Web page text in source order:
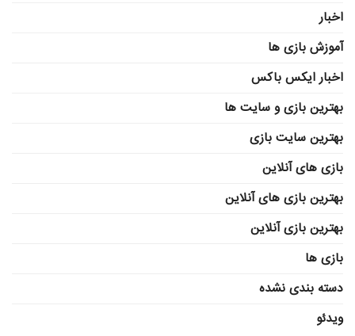
اخبار
آموزش بازی ها
اخبار ایکس باکس
بهترین بازی و سایت ها
بهترین سایت بازی
بازی های آنلاین
بهترین بازی های آنلاین
بهترین بازی آنلاین
بازی ها
دسته بندی نشده
ویدئو